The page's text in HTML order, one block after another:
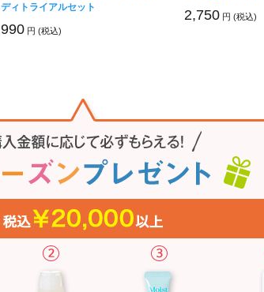
ディトライアルセット
990 円 (税込)
2,750 円 (税込)